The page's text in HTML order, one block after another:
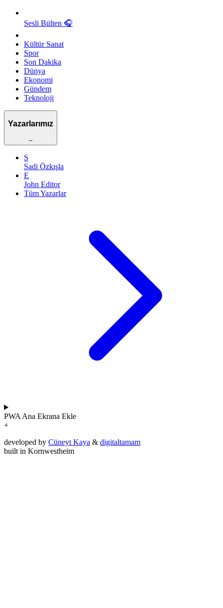
Sesli Bülten 🎧
Kültür Sanat
Spor
Son Dakika
Dünya
Ekonomi
Gündem
Teknoloji
Yazarlarımız
–
S
Sadi Özkışla
E
John Editor
Tüm Yazarlar
PWA Ana Ekrana Ekle
+
developed by Cüneyt Kaya & digitaltamam
built in Kornwestheim